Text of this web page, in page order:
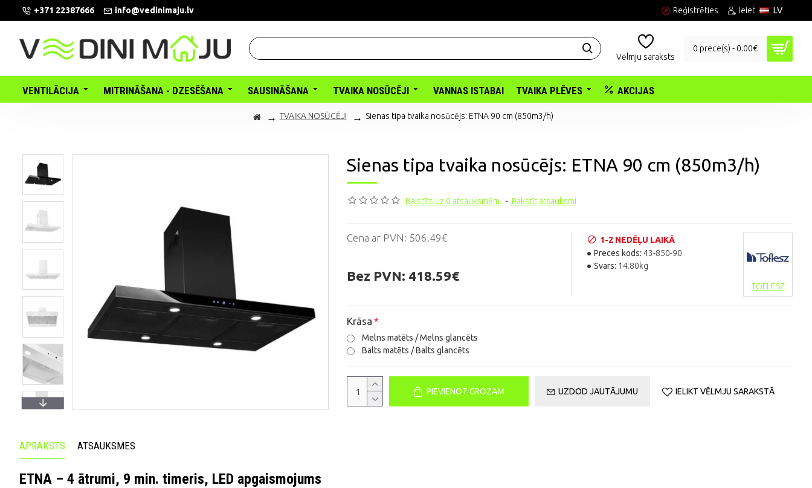
+371 22387666 info@vedinimaju.lv LV
Reģistrēties Ieiet
Vēlmju saraksts
0 prece(s) - 0.00€
VENTILĀCIJA MITRINĀŠANA - DZESĒŠANA SAUSINĀŠANA TVAIKA NOSŪCĒJI VANNAS ISTABAI TVAIKA PLĒVES AKCIJAS
TVAIKA NOSŪCĒJI Sienas tipa tvaika nosūcējs: ETNA 90 cm (850m3/h)
Sienas tipa tvaika nosūcējs: ETNA 90 cm (850m3/h)
Balstīts uz 0 atsauksmēm. - Rakstīt atsauksmi
Cena ar PVN: 506.49€
Bez PVN: 418.59€
1-2 NEDĒĻU LAIKĀ
Preces kods: 43-850-90
Svars: 14.80kg
TOFLESZ
Krāsa
Melns matēts / Melns glancēts
Balts matēts / Balts glancēts
PIEVIENOT GROZAM UZDOD JAUTĀJUMU IELIKT VĒLMJU SARAKSTĀ
APRAKSTS ATSAUKSMES
ETNA – 4 ātrumi, 9 min. timeris, LED apgaismojums